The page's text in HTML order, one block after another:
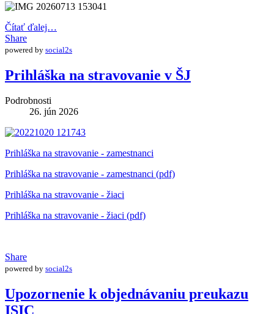
Čítať ďalej…
Share
powered by social2s
Prihláška na stravovanie v ŠJ
Podrobnosti
26. jún 2026
Prihláška na stravovanie - zamestnanci
Prihláška na stravovanie - zamestnanci (pdf)
Prihláška na stravovanie - žiaci
Prihláška na stravovanie - žiaci (pdf)
Share
powered by social2s
Upozornenie k objednávaniu preukazu
ISIC